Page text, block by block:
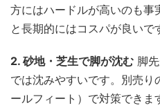
方にはハードルが高いのも事
と長期的にはコスパが良いで
2. 砂地・芝生で脚が沈む 脚
では沈みやすいです。別売
ールフィート）で対策できま